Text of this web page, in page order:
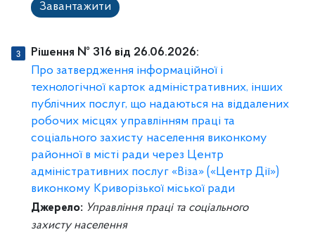
Завантажити
Рішення № 316 від 26.06.2026:
Про затвердження інформаційної і
технологічної карток адміністративних, інших
публічних послуг, що надаються на віддалених
робочих місцях управлінням праці та
соціального захисту населення виконкому
районної в місті ради через Центр
адміністративних послуг «Віза» («Центр Дії»)
виконкому Криворізької міської ради
Джерело: Управління праці та соціального
захисту населення